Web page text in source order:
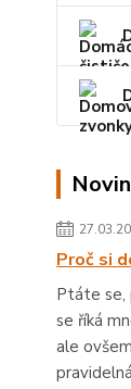
Proč si
Ptáte se,
se říká
ale